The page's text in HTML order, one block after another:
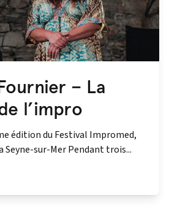
– La
l’impro
édition du Festival Impromed,
Seyne-sur-Mer Pendant trois...